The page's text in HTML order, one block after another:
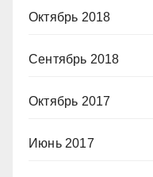
Октябрь 2018
Сентябрь 2018
Октябрь 2017
Июнь 2017